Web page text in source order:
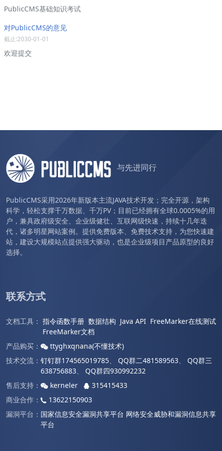
PublicCMS基础知识考试
对PublicCMS的意见
截止:2030-01-01
欢迎提交
与先进同行
PublicCMS采用2026年新版本主流JAVA技术开发；完全开源，架构
科学，轻松支撑千万数据、千万PV；目前已经拥有全球0.0005%的用
户，兼具政府级安全、企业级健壮、互联网级快速，持续十几年迭
代，诸多明星网站案例。提供免费版本、免费技术支持，为您快速建
站，建设大规模站点提供强大驱动，也是企业级项目产品原型的良好
选择。
联系方式
文档工具： 指令函数手册 数据结构 Java API FreeMarker在线测试
FreeMarker文档
产品购买：
ttyghxqnana(不懂技术)
技术交流： 钉钉群174565019785 QQ群二481589563
QQ群三
638756883
QQ群四930992232
售后支持：
kerneler
315415433
商业合作：
13622150903
漏洞平台： 国家信息安全漏洞共享平台 网络安全威胁和漏洞信息共享
平台